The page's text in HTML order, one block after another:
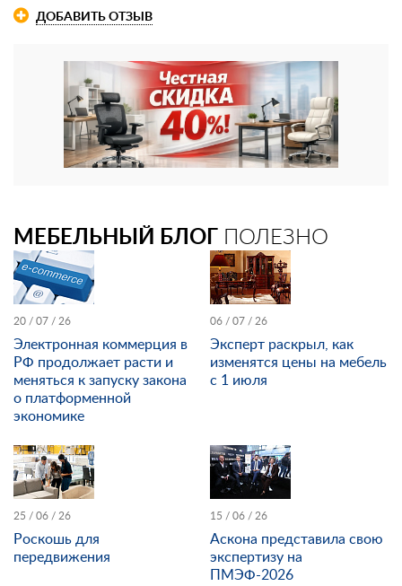
ДОБАВИТЬ ОТЗЫВ
МЕБЕЛЬНЫЙ БЛОГ ПОЛЕЗНО
20 / 07 / 26
Электронная коммерция в
РФ продолжает расти и
меняться к запуску закона
о платформенной
экономике
06 / 07 / 26
Эксперт раскрыл, как
изменятся цены на мебель
с 1 июля
25 / 06 / 26
Роскошь для
передвижения
15 / 06 / 26
Аскона представила свою
экспертизу на
ПМЭФ-2026